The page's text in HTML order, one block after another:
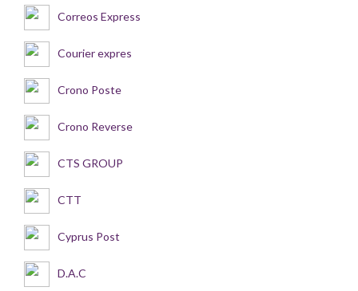
Correos Express
Courier expres
Crono Poste
Crono Reverse
CTS GROUP
CTT
Cyprus Post
D.A.C